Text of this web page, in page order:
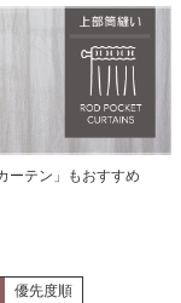
ーテン」もおすすめ
優先度順